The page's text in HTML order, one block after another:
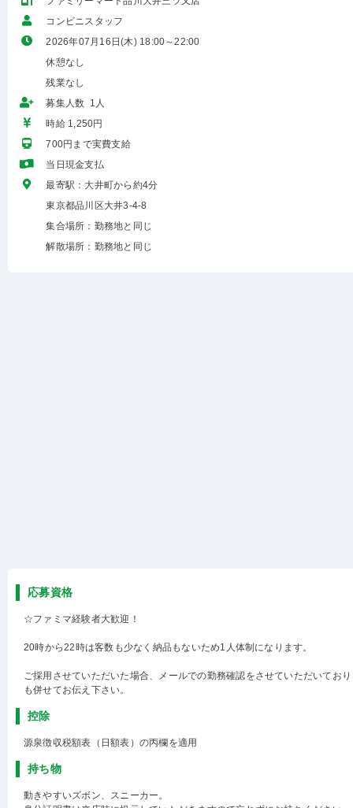
コンビニスタッフ
2026年07月16日(木) 18:00～22:00
休憩なし
残業なし
募集人数 1人
時給 1,250円
700円まで実費支給
当日現金支払
最寄駅：大井町から約4分
東京都品川区大井3-4-8
集合場所：勤務地と同じ
解散場所：勤務地と同じ
応募資格
☆ファミマ経験者大歓迎！
20時から22時は客数も少なく納品もないため1人体制になります。
ご採用させていただいた場合、メールでの勤務確認をさせていただいてお
も併せてお伝え下さい。
控除
源泉徴収税額表（日額表）の丙欄を適用
持ち物
動きやすいズボン、スニーカー。